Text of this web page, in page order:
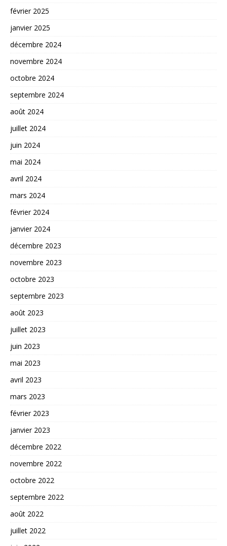
février 2025
janvier 2025
décembre 2024
novembre 2024
octobre 2024
septembre 2024
août 2024
juillet 2024
juin 2024
mai 2024
avril 2024
mars 2024
février 2024
janvier 2024
décembre 2023
novembre 2023
octobre 2023
septembre 2023
août 2023
juillet 2023
juin 2023
mai 2023
avril 2023
mars 2023
février 2023
janvier 2023
décembre 2022
novembre 2022
octobre 2022
septembre 2022
août 2022
juillet 2022